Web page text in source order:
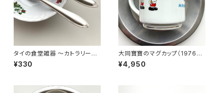
タイの食堂雑器 〜カトラリーセ
ット〜
¥330
大同寶寶のマグカップ（1976年
製ヴィンテージストック）
¥4,950